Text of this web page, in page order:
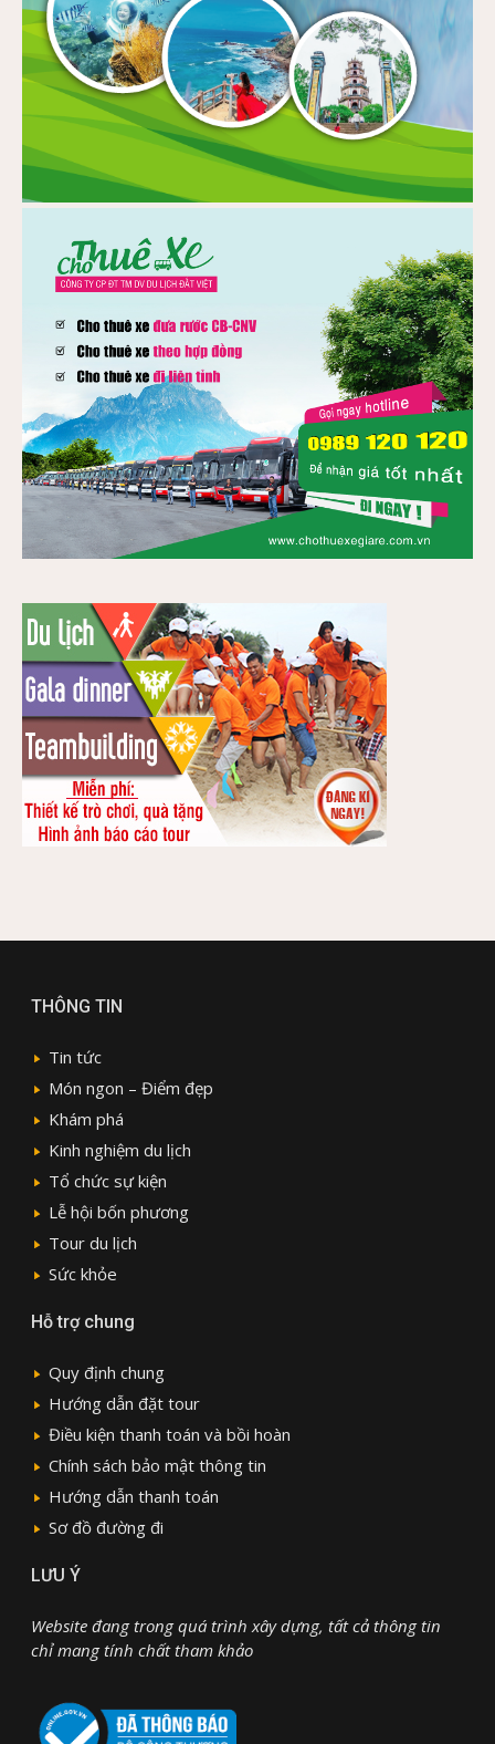
THÔNG TIN
Tin tức
Món ngon – Điểm đẹp
Khám phá
Kinh nghiệm du lịch
Tổ chức sự kiện
Lễ hội bốn phương
Tour du lịch
Sức khỏe
Hỗ trợ chung
Quy định chung
Hướng dẫn đặt tour
Điều kiện thanh toán và bồi hoàn
Chính sách bảo mật thông tin
Hướng dẫn thanh toán
Sơ đồ đường đi
LƯU Ý
Website đang trong quá trình xây dựng, tất cả thông tin
chỉ mang tính chất tham khảo